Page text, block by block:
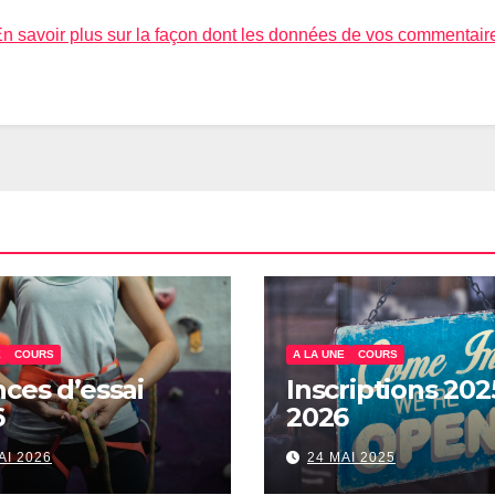
savoir plus sur la façon dont les données de vos
COURS
d’essai
2026
A LA UNE COURS
Inscriptions
2026
24 MAI 2025